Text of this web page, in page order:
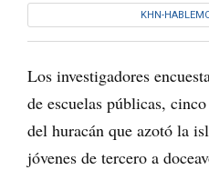
KHN-
Los investigadores
de escuelas públicas,
del huracán que azotó la
jóvenes de tercero a